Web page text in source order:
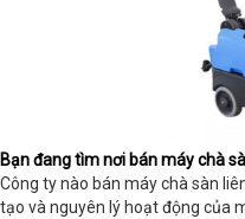
Bạn đang tìm nơi bán máy chà
Công ty nào bán máy chà sàn
tạo và nguyên lý hoạt động của